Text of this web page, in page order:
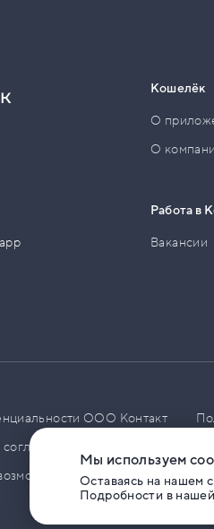
Кошелёк
О
О
Работа в
Вакансии
ООО Контакт
ПО
Мы используем
Оставаясь на нашем
Подробности в нашей